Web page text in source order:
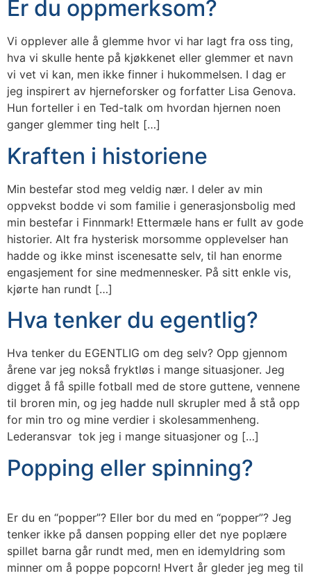
Er du oppmerksom?
Vi opplever alle å glemme hvor vi har lagt fra oss ting,
hva vi skulle hente på kjøkkenet eller glemmer et navn
vi vet vi kan, men ikke finner i hukommelsen. I dag er
jeg inspirert av hjerneforsker og forfatter Lisa Genova.
Hun forteller i en Ted-talk om hvordan hjernen noen
ganger glemmer ting helt […]
Kraften i historiene
Min bestefar stod meg veldig nær. I deler av min
oppvekst bodde vi som familie i generasjonsbolig med
min bestefar i Finnmark! Ettermæle hans er fullt av gode
historier. Alt fra hysterisk morsomme opplevelser han
hadde og ikke minst iscenesatte selv, til han enorme
engasjement for sine medmennesker. På sitt enkle vis,
kjørte han rundt […]
Hva tenker du egentlig?
Hva tenker du EGENTLIG om deg selv? Opp gjennom
årene var jeg nokså fryktløs i mange situasjoner. Jeg
digget å få spille fotball med de store guttene, vennene
til broren min, og jeg hadde null skrupler med å stå opp
for min tro og mine verdier i skolesammenheng.
Lederansvar tok jeg i mange situasjoner og […]
Popping eller spinning?
Er du en “popper”? Eller bor du med en “popper”? Jeg
tenker ikke på dansen popping eller det nye poplære
spillet barna går rundt med, men en idemyldring som
minner om å poppe popcorn! Hvert år gleder jeg meg til